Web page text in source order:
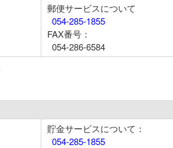
郵便サービスについて
054-285-1855
FAX番号：
054-286-6584
貯金サービスについて：
054-285-1855